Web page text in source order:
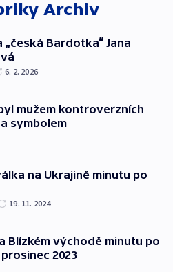
Archiv
„česká Bardotka“ Jana
6. 2. 2026
mužem kontroverzních
symbolem
na Ukrajině minutu po
19. 11. 2024
Blízkém východě minutu po
2023